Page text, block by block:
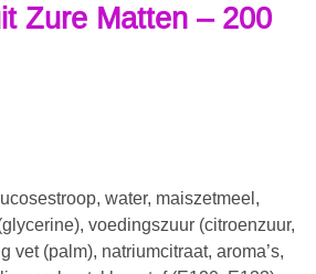
Zure Matten – 200
water, maiszetmeel,
voedingszuur (citroenzuur,
vet (palm), natriumcitraat, aroma’s,